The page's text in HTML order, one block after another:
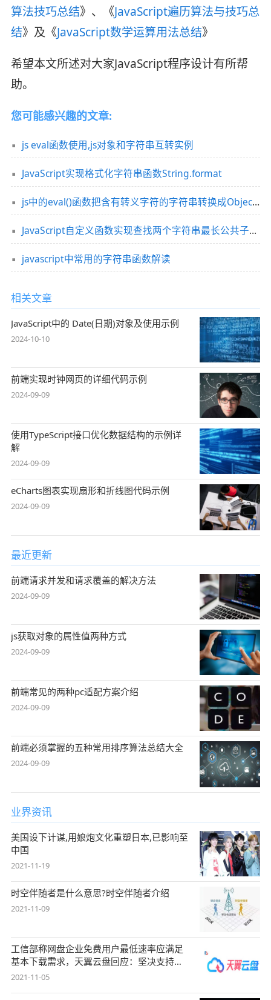
算法技巧总结》、《JavaScript遍历算法与技巧总
结》及《JavaScript数学运算用法总结》
希望本文所述对大家JavaScript程序设计有所帮
助。
您可能感兴趣的文章:
js eval函数使用,js对象和字符串互转实例
JavaScript实现格式化字符串函数String.format
js中的eval()函数把含有转义字符的字符串转换成Object对象的方法
JavaScript自定义函数实现查找两个字符串最长公共子串的方法
javascript中常用的字符串函数解读
相关文章
JavaScript中的 Date(日期)对象及使用示例
2024-10-10
前端实现时钟网页的详细代码示例
2024-09-09
使用TypeScript接口优化数据结构的示例详
解
2024-09-09
eCharts图表实现扇形和折线图代码示例
2024-09-09
最近更新
前端请求并发和请求覆盖的解决方法
2024-09-09
js获取对象的属性值两种方式
2024-09-09
前端常见的两种pc适配方案介绍
2024-09-09
前端必须掌握的五种常用排序算法总结大全
2024-09-09
业界资讯
美国设下计谋,用娘炮文化重塑日本,已影响至
中国
2021-11-19
时空伴随者是什么意思?时空伴随者介绍
2021-11-09
工信部称网盘企业免费用户最低速率应满足
基本下载需求，天翼云盘回应：坚决支持，
始终
2021-11-05